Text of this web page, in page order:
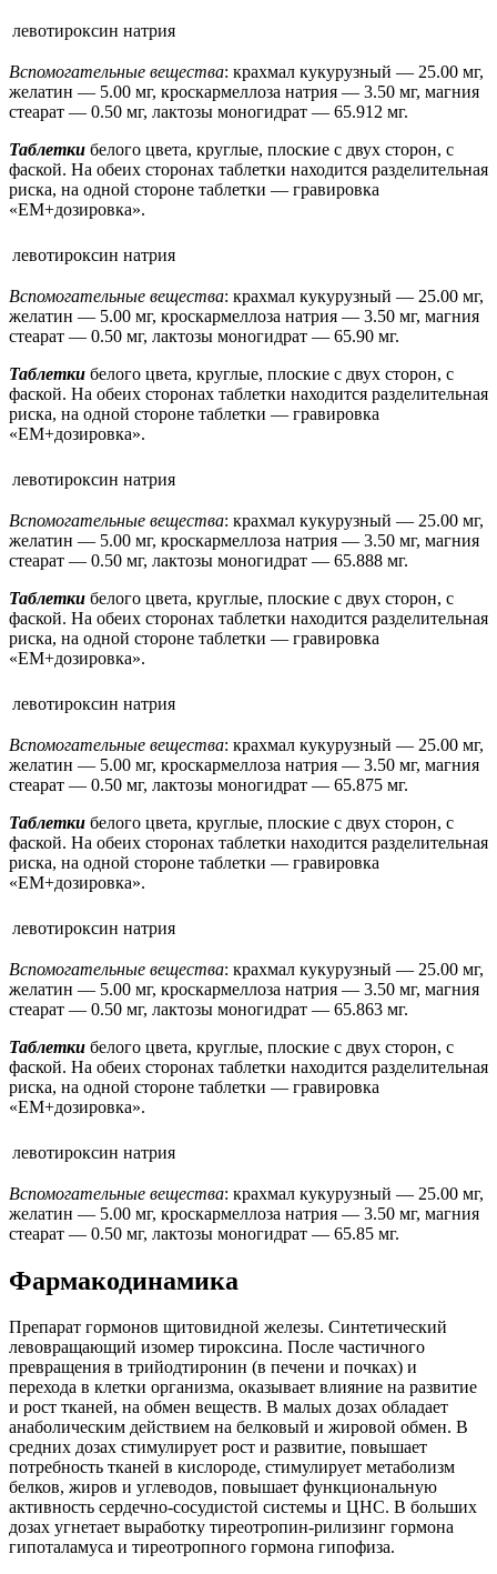
левотироксин натрия
Вспомогательные вещества: крахмал кукурузный — 25.00 мг,
желатин — 5.00 мг, кроскармеллоза натрия — 3.50 мг, магния
стеарат — 0.50 мг, лактозы моногидрат — 65.912 мг.
Таблетки белого цвета, круглые, плоские с двух сторон, с
фаской. На обеих сторонах таблетки находится разделительная
риска, на одной стороне таблетки — гравировка
«ЕМ+дозировка».
левотироксин натрия
Вспомогательные вещества: крахмал кукурузный — 25.00 мг,
желатин — 5.00 мг, кроскармеллоза натрия — 3.50 мг, магния
стеарат — 0.50 мг, лактозы моногидрат — 65.90 мг.
Таблетки белого цвета, круглые, плоские с двух сторон, с
фаской. На обеих сторонах таблетки находится разделительная
риска, на одной стороне таблетки — гравировка
«ЕМ+дозировка».
левотироксин натрия
Вспомогательные вещества: крахмал кукурузный — 25.00 мг,
желатин — 5.00 мг, кроскармеллоза натрия — 3.50 мг, магния
стеарат — 0.50 мг, лактозы моногидрат — 65.888 мг.
Таблетки белого цвета, круглые, плоские с двух сторон, с
фаской. На обеих сторонах таблетки находится разделительная
риска, на одной стороне таблетки — гравировка
«ЕМ+дозировка».
левотироксин натрия
Вспомогательные вещества: крахмал кукурузный — 25.00 мг,
желатин — 5.00 мг, кроскармеллоза натрия — 3.50 мг, магния
стеарат — 0.50 мг, лактозы моногидрат — 65.875 мг.
Таблетки белого цвета, круглые, плоские с двух сторон, с
фаской. На обеих сторонах таблетки находится разделительная
риска, на одной стороне таблетки — гравировка
«ЕМ+дозировка».
левотироксин натрия
Вспомогательные вещества: крахмал кукурузный — 25.00 мг,
желатин — 5.00 мг, кроскармеллоза натрия — 3.50 мг, магния
стеарат — 0.50 мг, лактозы моногидрат — 65.863 мг.
Таблетки белого цвета, круглые, плоские с двух сторон, с
фаской. На обеих сторонах таблетки находится разделительная
риска, на одной стороне таблетки — гравировка
«ЕМ+дозировка».
левотироксин натрия
Вспомогательные вещества: крахмал кукурузный — 25.00 мг,
желатин — 5.00 мг, кроскармеллоза натрия — 3.50 мг, магния
стеарат — 0.50 мг, лактозы моногидрат — 65.85 мг.
Фармакодинамика
Препарат гормонов щитовидной железы. Синтетический
левовращающий изомер тироксина. После частичного
превращения в трийодтиронин (в печени и почках) и
перехода в клетки организма, оказывает влияние на развитие
и рост тканей, на обмен веществ. В малых дозах обладает
анаболическим действием на белковый и жировой обмен. В
средних дозах стимулирует рост и развитие, повышает
потребность тканей в кислороде, стимулирует метаболизм
белков, жиров и углеводов, повышает функциональную
активность сердечно-сосудистой системы и ЦНС. В больших
дозах угнетает выработку тиреотропин-рилизинг гормона
гипоталамуса и тиреотропного гормона гипофиза.